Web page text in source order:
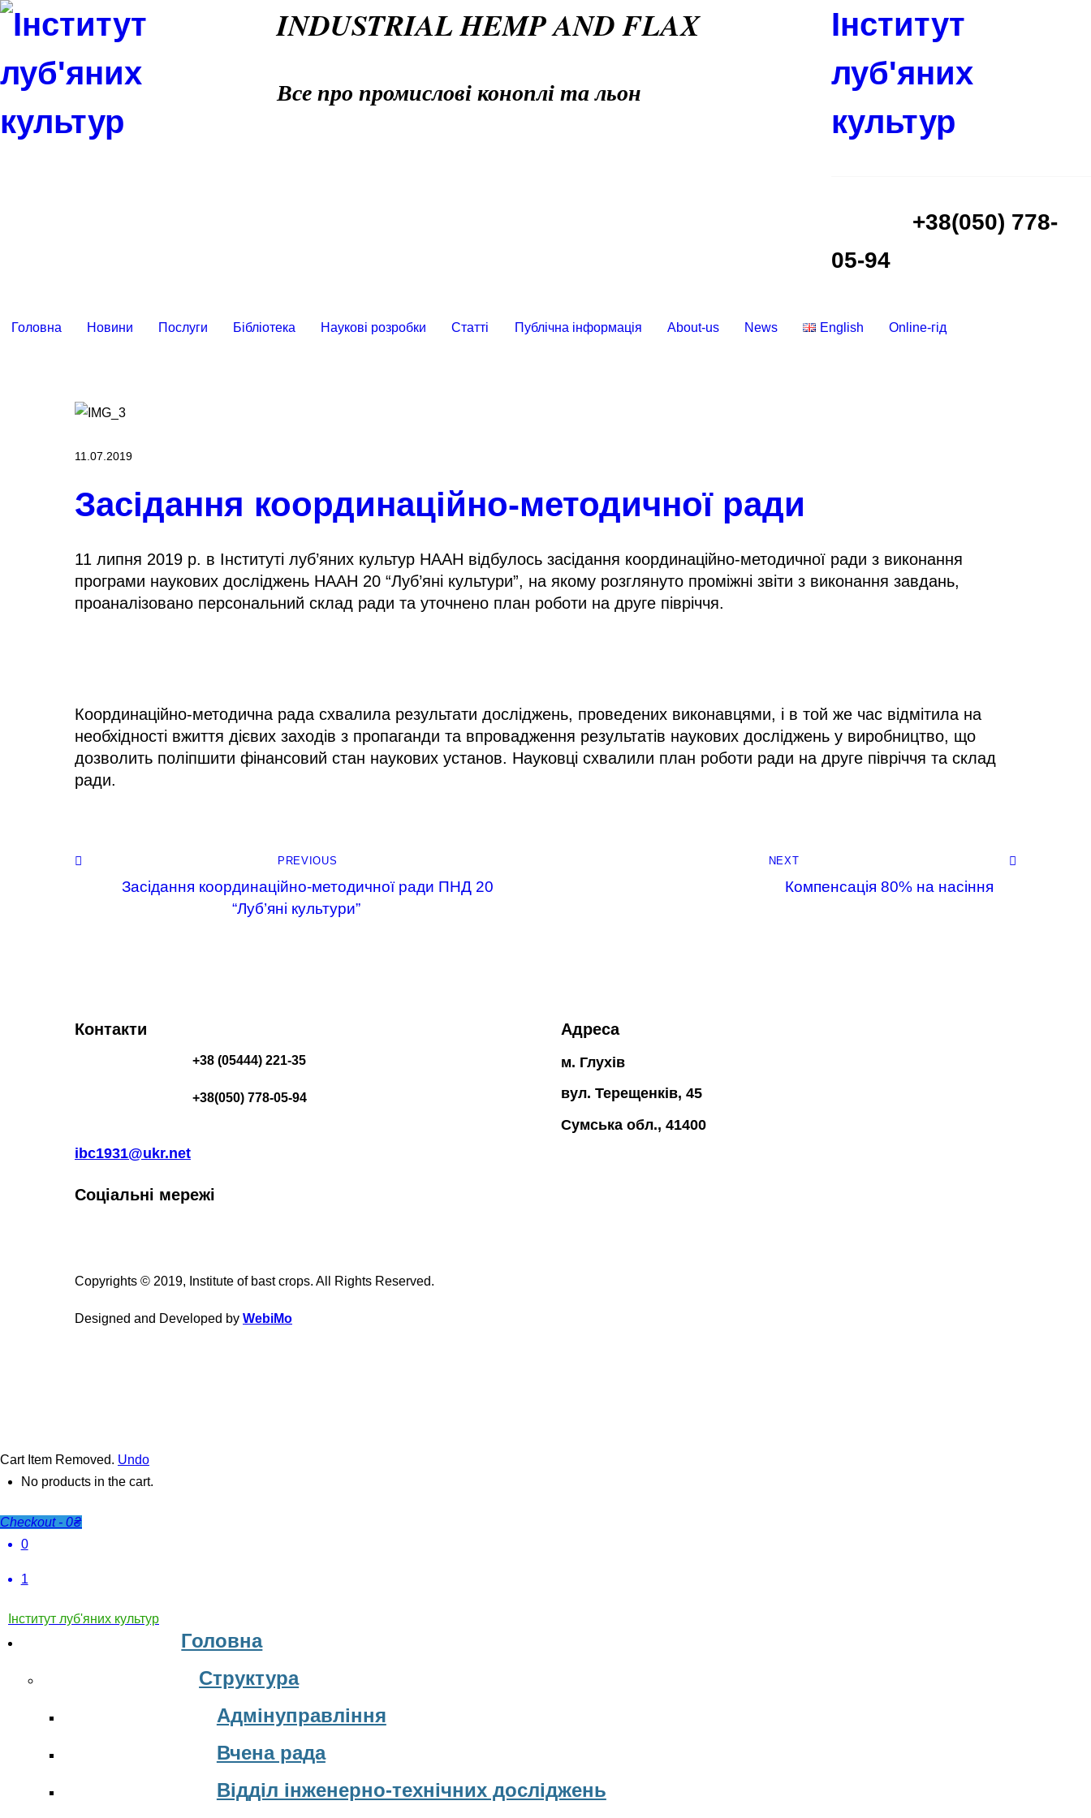
INDUSTRIAL HEMP AND FLAX
Все про промислові коноплі та льон
Інститут
луб'яних
культур
+38(050) 778-
05-94
Головна Новини Послуги Бібліотека Наукові розробки Статті Публічна інформація About-us News English Online-гід
11.07.2019
Засідання координаційно-методичної ради
11 липня 2019 р. в Інституті луб’яних культур НААН відбулось засідання координаційно-методичної ради з виконання
програми наукових досліджень НААН 20 “Луб’яні культури”, на якому розглянуто проміжні звіти з виконання завдань,
проаналізовано персональний склад ради та уточнено план роботи на друге півріччя.
Координаційно-методична рада схвалила результати досліджень, проведених виконавцями, і в той же час відмітила на
необхідності вжиття дієвих заходів з пропаганди та впровадження результатів наукових досліджень у виробництво, що
дозволить поліпшити фінансовий стан наукових установ. Науковці схвалили план роботи ради на друге півріччя та склад
ради.
PREVIOUS
Засідання координаційно-методичної ради ПНД 20
“Луб’яні культури”
NEXT
Компенсація 80% на насіння
Контакти
+38 (05444) 221-35
+38(050) 778-05-94
ibc1931@ukr.net
Соціальні мережі
Copyrights © 2019, Institute of bast crops. All Rights Reserved.
Designed and Developed by WebiMo
Адреса
м. Глухів
вул. Терещенків, 45
Сумська обл., 41400
Cart Item Removed. Undo
No products in the cart.
Checkout - 0₴
0
1
Інститут луб'яних культур
Головна
Структура
Адмінуправління
Вчена рада
Відділ інженерно-технічних досліджень